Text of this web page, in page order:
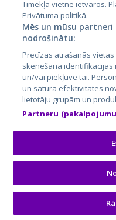
City24.lv
City24.ee
GetaPro.lv
GetaPro.ee
Skelbiu.lt
Autoplius.lt
Aruodas.lt
© 2026 GetaPro. Все права
Tīmekļa vietne ietvaros.
Privātuma politikā.
Mēs un mūsu
nodrošinātu:
Precīzas atrašanās
skenēšana identifikācijas
un/vai piekļuve tai.
un satura efektivitātes
lietotāju grupām un
Partneru